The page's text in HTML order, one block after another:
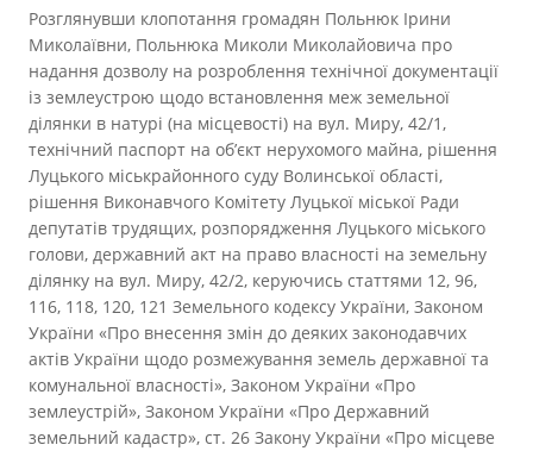
Розглянувши клопотання громадян Польнюк Ірини
Миколаївни, Польнюка Миколи Миколайовича про
надання дозволу на розроблення технічної документації
із землеустрою щодо встановлення меж земельної
ділянки в натурі (на місцевості) на вул. Миру, 42/1,
технічний паспорт на об’єкт нерухомого майна, рішення
Луцького міськрайонного суду Волинської області,
рішення Виконавчого Комітету Луцької міської Ради
депутатів трудящих, розпорядження Луцького міського
голови, державний акт на право власності на земельну
ділянку на вул. Миру, 42/2, керуючись статтями 12, 96,
116, 118, 120, 121 Земельного кодексу України, Законом
України «Про внесення змін до деяких законодавчих
актів України щодо розмежування земель державної та
комунальної власності», Законом України «Про
землеустрій», Законом України «Про Державний
земельний кадастр», ст. 26 Закону України «Про місцеве